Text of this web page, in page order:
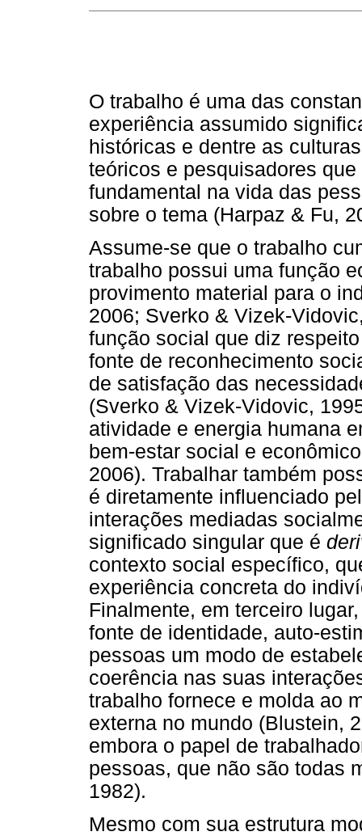
O trabalho é uma das
experiência assumido
históricas e dentre as
teóricos e pesquisadores
fundamental na vida das
sobre o tema (Harpaz & Fu,
Assume-se que o trabalho
trabalho possui uma função
provimento material para o
2006; Sverko & Vizek-
função social que diz
fonte de reconhecimento
de satisfação das
(Sverko & Vizek-Vidovic,
atividade e energia humana
bem-estar social e
2006). Trabalhar também
é diretamente influenciado
interações mediadas
significado singular que é
contexto social específico,
experiência concreta do
Finalmente, em terceiro
fonte de identidade, auto-
pessoas um modo de
coerência nas suas
trabalho fornece e molda ao
externa no mundo (Blustein,
embora o papel de
pessoas, que não são todas
1982).
Mesmo com sua estrutura